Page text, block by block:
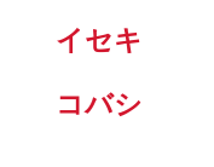
イセキ
コバシ